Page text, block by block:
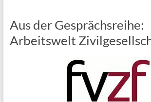
e.V.
Aus der Gesprächsreihe:
Arbeitswelt